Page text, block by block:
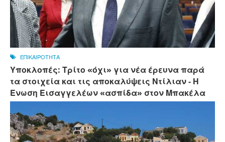
ΕΠΙΚΑΙΡΟΤΗΤΑ
Υποκλοπές: Τρίτο «όχι» για νέα έρευνα παρά
τα στοιχεία και τις αποκαλύψεις Ντίλιαν - Η
Ένωση Εισαγγελέων «ασπίδα» στον Μπακέλα